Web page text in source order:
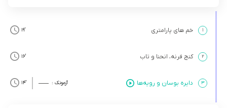
۱ خم های پارامتری ’19
۲ کنج فرنه، انحنا و تاب ’16
۳ دایره بوسان و رویه‌ها آزمونک : ’14